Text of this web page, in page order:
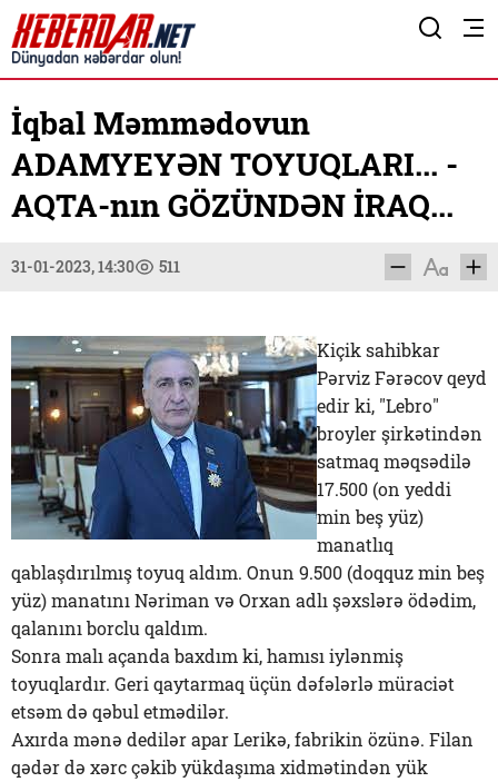
İqbal Məmmədovun
ADAMYEYƏN TOYUQLARI... -
AQTA-nın GÖZÜNDƏN İRAQ...
31-01-2023, 14:30 511
Kiçik sahibkar
Pərviz Fərəcov qeyd
edir ki, "Lebro"
broyler şirkətindən
satmaq məqsədilə
17.500 (on yeddi
min beş yüz)
manatlıq
qablaşdırılmış toyuq aldım. Onun 9.500 (doqquz min beş
yüz) manatını Nəriman və Orxan adlı şəxslərə ödədim,
qalanını borclu qaldım.
Sonra malı açanda baxdım ki, hamısı iylənmiş
toyuqlardır. Geri qaytarmaq üçün dəfələrlə müraciət
etsəm də qəbul etmədilər.
Axırda mənə dedilər apar Lerikə, fabrikin özünə. Filan
qədər də xərc çəkib yükdaşıma xidmətindən yük